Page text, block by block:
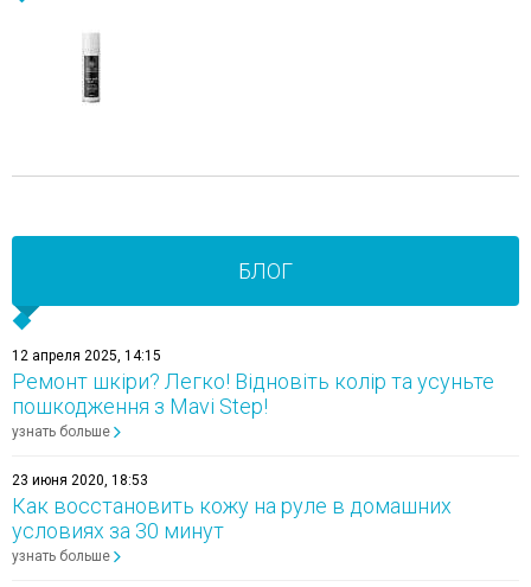
БЛОГ
12 апреля 2025, 14:15
Ремонт шкіри? Легко! Відновіть колір та усуньте
пошкодження з Mavi Step!
узнать больше
23 июня 2020, 18:53
Как восстановить кожу на руле в домашних
условиях за 30 минут
узнать больше